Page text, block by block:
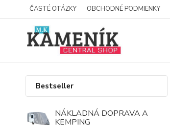
ČASTÉ OTÁZKY OBCHODNÉ PODMIENKY
Bestseller
NÁKLADNÁ DOPRAVA A
KEMPING